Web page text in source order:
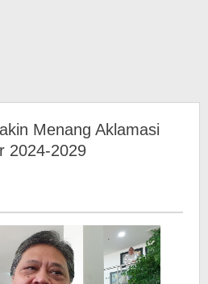
Menang Aklamasi
2024-2029